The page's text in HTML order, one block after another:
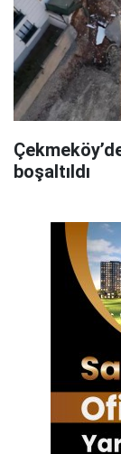
boşaltıldı